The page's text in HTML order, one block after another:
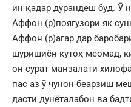
ин қадар дурандеш буд. Ӯ
Аффон (р)поягузори як
Аффон (р)агар дар
шуришиён кутоҳ меомад,
он сурат манзалати
пас аз ӯ чунон беарзиш
дасти дунёталабон ва